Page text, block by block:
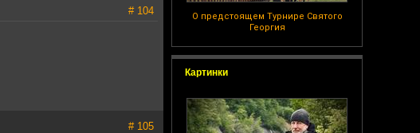
О предстоящем Турнире Святого
Георгия
Картинки
# 104
# 105